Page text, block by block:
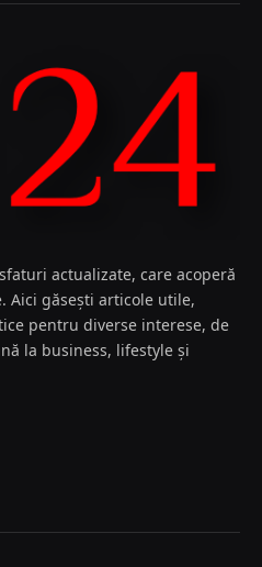
actualizate, care acoperă
Aici găsești articole utile,
pentru diverse interese, de
la business, lifestyle și